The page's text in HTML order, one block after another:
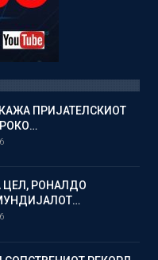
ПРИЈАТЕЛСКИОТ
ЦЕЛ, РОНАЛДО